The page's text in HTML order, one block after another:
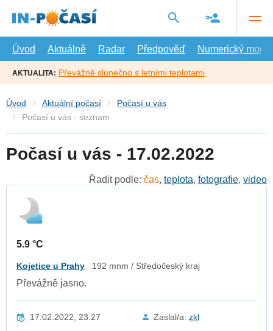
hlavní
Úvod
Aktuálně Radar Předpověď Numerický model
AKTUALITA: Převážně slunečno s letními teplotami
Úvod Aktuální počasí
Počasí u vás
Počasí u vás - seznam
Počasí u vás - 17.02.2022
Řadit podle: čas, teplota, fotografie, video
5.9 °C
Kojetice u Prahy 192 mnm / Středočeský kraj
Převážně jasno.
17.02.2022, 23:27 Zaslal/a: zkl